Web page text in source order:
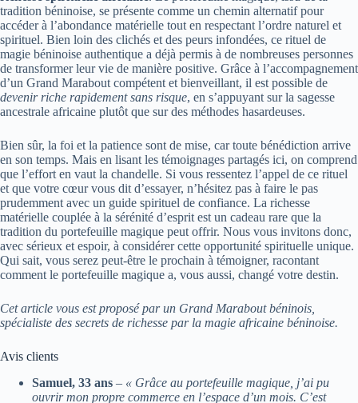
tradition béninoise, se présente comme un chemin alternatif pour
accéder à l’abondance matérielle tout en respectant l’ordre naturel et
spirituel. Bien loin des clichés et des peurs infondées, ce rituel de
magie béninoise authentique a déjà permis à de nombreuses personnes
de transformer leur vie de manière positive. Grâce à l’accompagnement
d’un Grand Marabout compétent et bienveillant, il est possible de
devenir riche rapidement sans risque, en s’appuyant sur la sagesse
ancestrale africaine plutôt que sur des méthodes hasardeuses.
Bien sûr, la foi et la patience sont de mise, car toute bénédiction arrive
en son temps. Mais en lisant les témoignages partagés ici, on comprend
que l’effort en vaut la chandelle. Si vous ressentez l’appel de ce rituel
et que votre cœur vous dit d’essayer, n’hésitez pas à faire le pas
prudemment avec un guide spirituel de confiance. La richesse
matérielle couplée à la sérénité d’esprit est un cadeau rare que la
tradition du portefeuille magique peut offrir. Nous vous invitons donc,
avec sérieux et espoir, à considérer cette opportunité spirituelle unique.
Qui sait, vous serez peut-être le prochain à témoigner, racontant
comment le portefeuille magique a, vous aussi, changé votre destin.
Cet article vous est proposé par un Grand Marabout béninois,
spécialiste des secrets de richesse par la magie africaine béninoise.
Avis clients
Samuel, 33 ans – « Grâce au portefeuille magique, j’ai pu
ouvrir mon propre commerce en l’espace d’un mois. C’est